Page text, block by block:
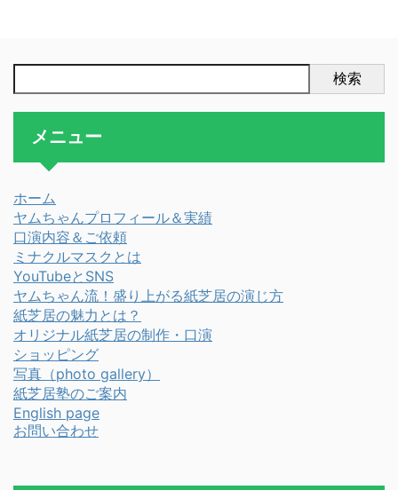
検索
メニュー
ホーム
ヤムちゃんプロフィール＆実績
口演内容＆ご依頼
ミナクルマスクとは
YouTubeとSNS
ヤムちゃん流！盛り上がる紙芝居の演じ方
紙芝居の魅力とは？
オリジナル紙芝居の制作・口演
ショッピング
写真（photo gallery）
紙芝居塾のご案内
English page
お問い合わせ